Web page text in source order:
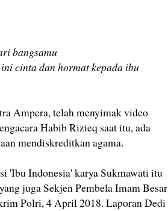
bangsamu
cinta dan hormat kepada ibu
Ampera, telah menyimak video
Habib Rizieq saat itu, ada
mendiskreditkan agama.
'Ibu Indonesia' karya Sukmawati itu
juga Sekjen Pembela Imam Besar
Polri, 4 April 2018. Laporan Dedi